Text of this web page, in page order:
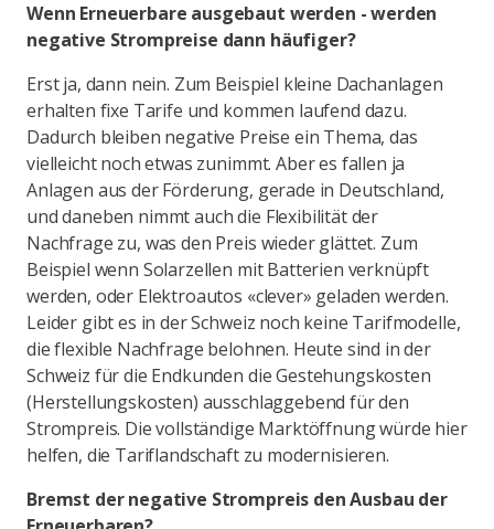
Wenn Erneuerbare ausgebaut werden - werden
negative Strompreise dann häufiger?
Erst ja, dann nein. Zum Beispiel kleine Dachanlagen
erhalten fixe Tarife und kommen laufend dazu.
Dadurch bleiben negative Preise ein Thema, das
vielleicht noch etwas zunimmt. Aber es fallen ja
Anlagen aus der Förderung, gerade in Deutschland,
und daneben nimmt auch die Flexibilität der
Nachfrage zu, was den Preis wieder glättet. Zum
Beispiel wenn Solarzellen mit Batterien verknüpft
werden, oder Elektroautos «clever» geladen werden.
Leider gibt es in der Schweiz noch keine Tarifmodelle,
die flexible Nachfrage belohnen. Heute sind in der
Schweiz für die Endkunden die Gestehungskosten
(Herstellungskosten) ausschlaggebend für den
Strompreis. Die vollständige Marktöffnung würde hier
helfen, die Tariflandschaft zu modernisieren.
Bremst der negative Strompreis den Ausbau der